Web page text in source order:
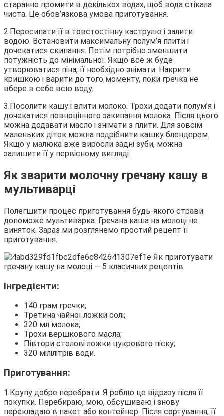
старанно промити в декількох водах, щоб вода стікала
чиста. Це обов’язкова умова приготування.
2.Пересипати її в товстостінну каструлю і залити
водою. Встановити максимальну полум’я плити і
дочекатися скипання. Потім потрібно зменшити
потужність до мінімальної. Якщо все ж буде
утворюватися піна, її необхідно знімати. Накрити
кришкою і варити до того моменту, поки гречка не
вбере в себе всю воду.
3.Посолити кашу і влити молоко. Трохи додати полум’я і
дочекатися повноцінного закипання молока. Після цього
можна додавати масло і знімати з плити. Для зовсім
маленьких діток можна подрібнити кашку блендером.
Якщо у малюка вже виросли задні зуби, можна
залишити її у первісному вигляді.
Як зварити молочну гречану кашу в
мультиварці
Полегшити процес приготування будь-якого страви
допоможе мультиварка. Гречана каша на молоці не
виняток. Зараз ми розглянемо простий рецепт її
приготування.
Інгредієнти:
140 грам гречки;
Третина чайної ложки солі;
320 мл молока;
Трохи вершкового масла;
Півтори столові ложки цукрового піску;
320 мілілітрів води.
Приготування:
1.Крупу добре перебрати. Я роблю це відразу після її
покупки. Перебираю, мою, обсушиваю і знову
перекладаю в пакет або контейнер. Після сортування, її